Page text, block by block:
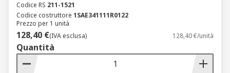
Codice RS 211-1521
Codice costruttore 1SAE341111R0122
Prezzo per 1 unità
128,40 €(IVA esclusa) 128,40 €/unità
Quantità